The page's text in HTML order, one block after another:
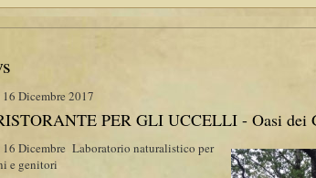
16 Dicembre 2017
PER GLI UCCELLI - Oasi dei
16 Dicembre Laboratorio naturalistico per
e genitori